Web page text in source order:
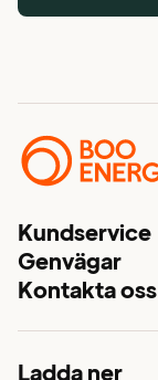
Kundservice
Kundservice
Aktuell driftstatus
Mina sidor
Genvägar
Våra elavtal
Kontakta oss
Ladda ner